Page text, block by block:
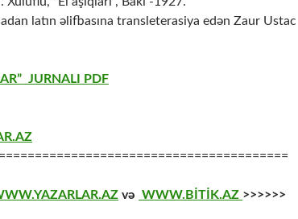
latın əlifbasına transleterasiya edən Zaur Ustac
JURNALI PDF
və WWW.BİTİK.AZ >>>>>>